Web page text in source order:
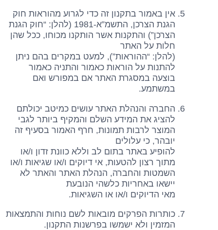
אין באמור בתקנון זה כדי לגרוע מהוראות חוק
הגנת הצרכן, התשמ”א-1981 (להלן: “חוק הגנת
הצרכן”) והתקנות אשר הותקנו מכוחו, ככל שהן
חלות על האתר
(להלן: “ההוראות”), למעט במקרים בהם ניתן
להתנות על הוראות כאמור והתניה כאמור
בוצעה במסגרת האתר אם במפורש ואם
במשתמע.
החברה והנהלת האתר עושים כמיטב יכולתם
להציג את המידע השלם והמקיף ביותר לגבי
המוצר לרבות תמונות, חרף האמור בסעיף זה
יובהר, כי עלולים
להופיע באתר בתום לב וללא כוונת זדון ו/או
מתוך רצון להטעות, אי דיוקים ו/או שגיאות ו/או
השמטות והחברה, הנהלת האתר והאתר לא
יישאו באחריות כלשהי הנובעת
מאי הדיוקים ו/או או השגיאות.
כותרות הפרקים מובאות לשם נוחות והתמצאות
המזמין ולא ישמשו בפרשנות התקנון.